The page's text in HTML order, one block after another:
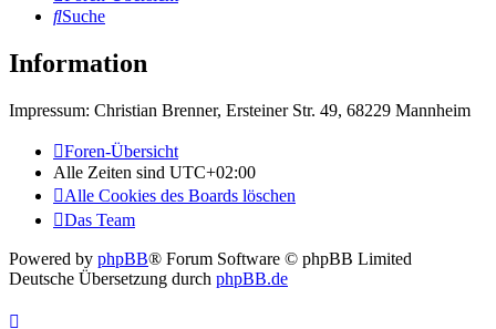
Suche
Information
Impressum: Christian Brenner, Ersteiner Str. 49, 68229 Mannheim
Foren-Übersicht
Alle Zeiten sind UTC+02:00
Alle Cookies des Boards löschen
Das Team
Powered by phpBB® Forum Software © phpBB Limited
Deutsche Übersetzung durch phpBB.de